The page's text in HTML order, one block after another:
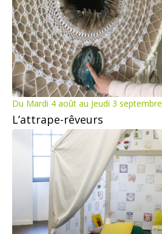
Du Mardi 4 août au Jeudi 3 septembre
L’attrape-rêveurs